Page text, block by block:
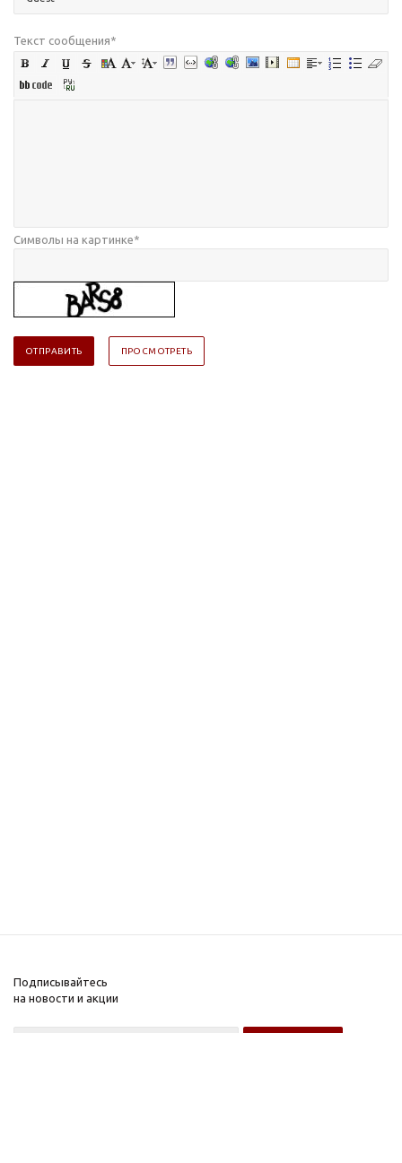
Текст сообщения*
Символы на картинке*
Подписывайтесь
на новости и акции